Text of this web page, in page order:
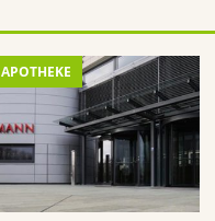
APOTHEKE